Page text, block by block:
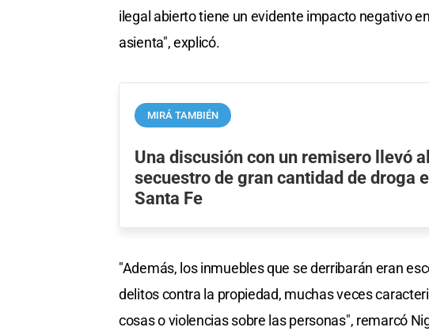
ilegal abierto tiene un evidente impacto negativo
asienta", explicó.
MIRÁ TAMBIÉN
Una discusión con un remisero llevó al
secuestro de gran cantidad de droga
Santa Fe
"Además, los inmuebles que se derribarán eran
delitos contra la propiedad, muchas veces
cosas o violencias sobre las personas", remarcó